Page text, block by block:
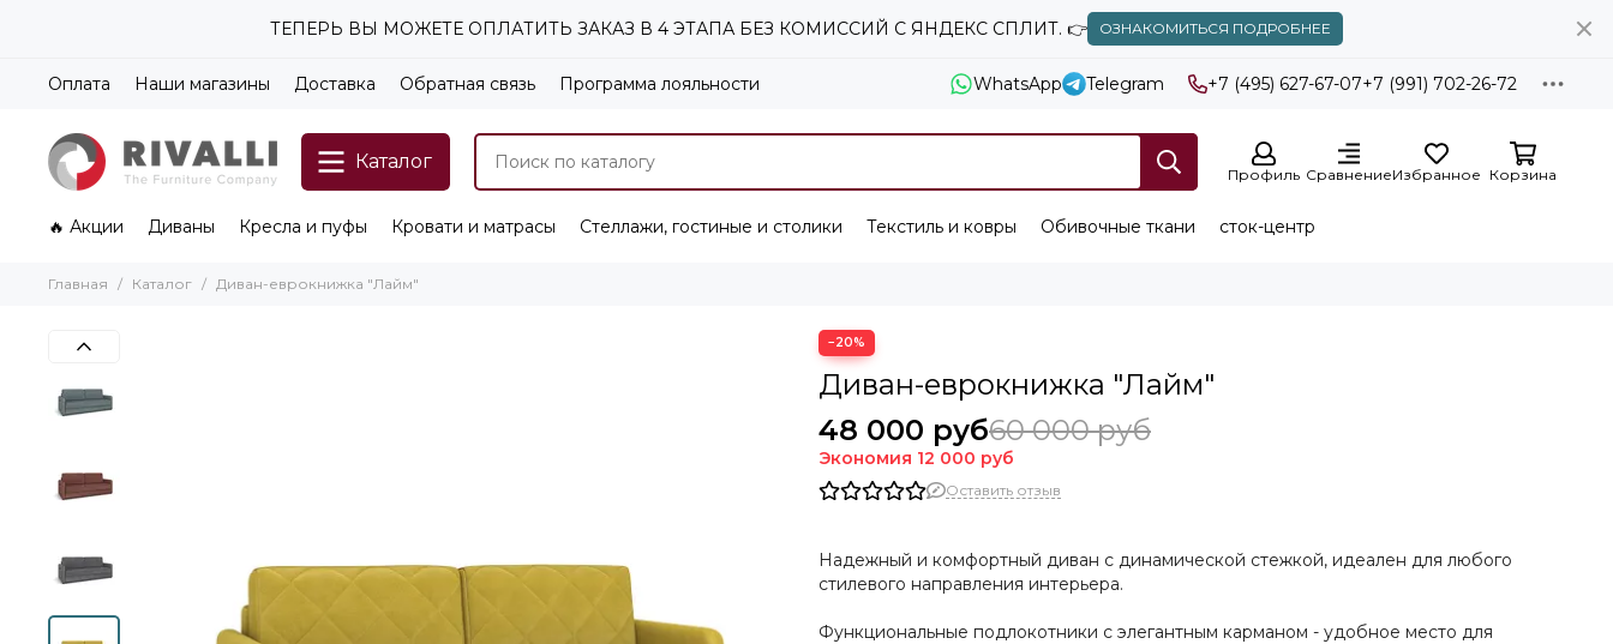
ТЕПЕРЬ ВЫ МОЖЕТЕ ОПЛАТИТЬ ЗАКАЗ В 4 ЭТАПА БЕЗ КОМИССИЙ С ЯНДЕКС СПЛИТ. 👉 ОЗНАКОМИТЬСЯ ПОДРОБНЕЕ
Оплата Наши магазины Доставка Обратная связь Программа лояльности WhatsApp Telegram +7 (495) 627-67-07+7 (991) 702-26-72
Каталог
Профиль СравнениеИзбранное Корзина
🔥 Акции Диваны Кресла и пуфы Кровати и матрасы Стеллажи, гостиные и столики Текстиль и ковры Обивочные ткани сток-центр
Главная Каталог Диван-еврокнижка "Лайм"
−20%
Диван-еврокнижка "Лайм"
48 000 руб60 000 руб
Экономия 12 000 руб
Оставить отзыв
Надежный и комфортный диван с динамической стежкой, идеален для любого
стилевого направления интерьера.
Функциональные подлокотники с элегантным карманом - удобное место для